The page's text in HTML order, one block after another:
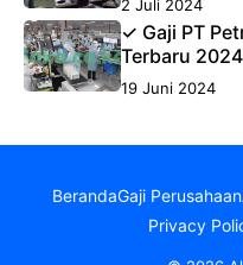
2 Juli 2024
✓ Gaji PT
Terbaru 2024
19 Juni 2024
BerandaGaji Perusahaan
Privacy